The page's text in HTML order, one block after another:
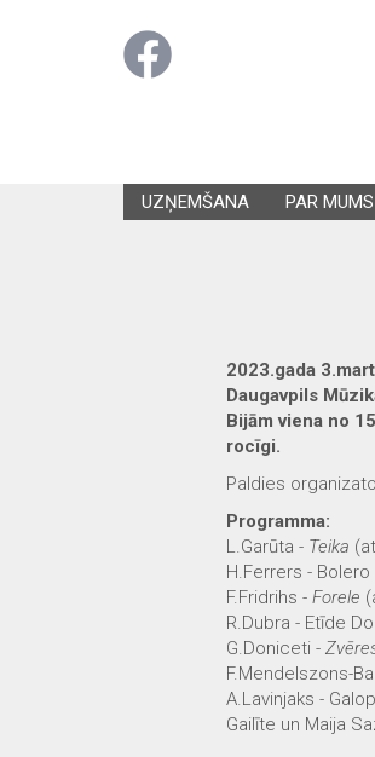
UZŅEMŠANA PAR MUMS
2023.gada
Daugavpils
Bijām viena no
rocīgi.
Paldies
Programma:
L.Garūta - Teika
H.Ferrers -
F.Fridrihs - Forele
R.Dubra - Etīde
G.Doniceti -
F.Mendelszons-
A.Lavinjaks -
Gailīte un Maija